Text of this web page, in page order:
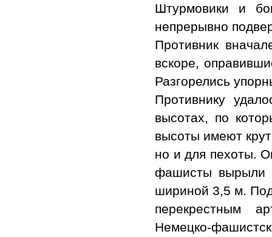
Штурмовики и
непрерывно
Противник
вскоре,
Разгорелись
Противнику
высотах, по
высоты имеют
но и для пехоты.
фашисты вырыли
шириной 3,5 м.
перекрестным
Немецко-